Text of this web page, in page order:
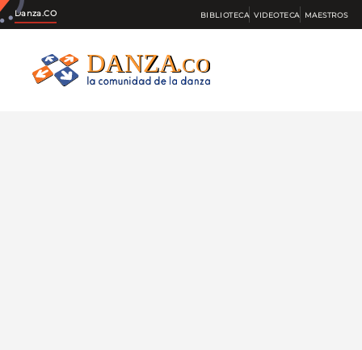
Danza.CO BIBLIOTECA VIDEOTECA MAESTROS